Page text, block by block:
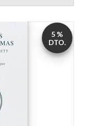
5 %
DTO.